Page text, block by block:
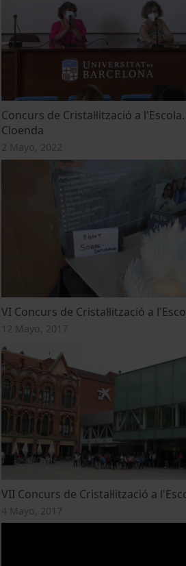
Concurs de Cristal·lització a
Cloenda
2 Mayo, 2022
VI Concurs de Cristal·lització a
12 Mayo, 2017
VII Concurs de Cristal·lització a
4 Mayo, 2017